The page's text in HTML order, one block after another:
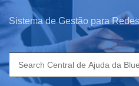
Sistema de Gestão para
Search
for: